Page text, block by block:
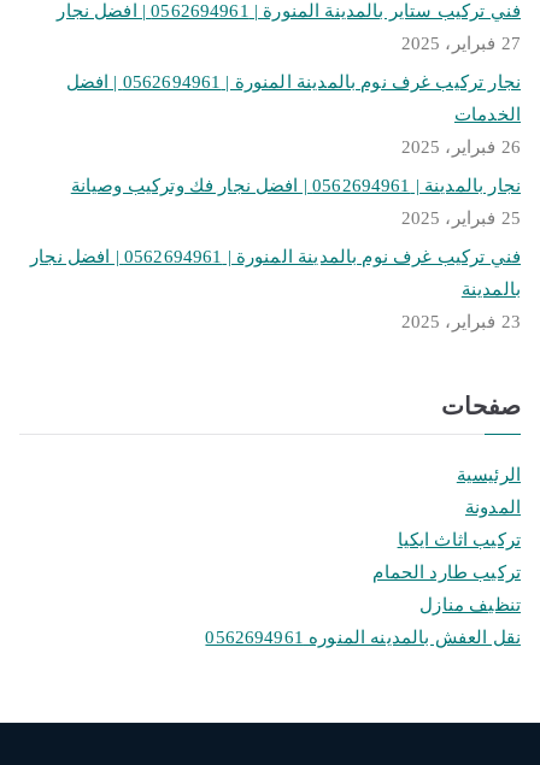
فني تركيب ستاير بالمدينة المنورة | 0562694961 | افضل نجار
27 فبراير، 2025
نجار تركيب غرف نوم بالمدينة المنورة | 0562694961 | افضل
الخدمات
26 فبراير، 2025
نجار بالمدينة | 0562694961 | افضل نجار فك وتركيب وصيانة
25 فبراير، 2025
فني تركيب غرف نوم بالمدينة المنورة | 0562694961 | افضل نجار
بالمدينة
23 فبراير، 2025
صفحات
الرئيسية
المدونة
تركيب اثاث ايكيا
تركيب طارد الحمام
تنظيف منازل
نقل العفش بالمدينه المنوره 0562694961